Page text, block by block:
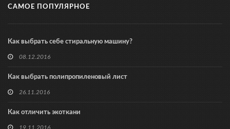
САМОЕ ПОПУЛЯРНОЕ
Как выбрать себе стиральную машину?
08.12.2016
Как выбрать полипропиленовый лист
26.11.2016
Как отличить экоткани
19.11.2016